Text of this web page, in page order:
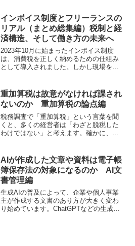
必ずしも好意的には受け止めませんでし
た。長期金利の上昇に見ら...
インボイス制度とフリーランスの
リアル（まとめ総集編）税制と経
済構造、そして働き方の未来へ
2023年10月に始まったインボイス制度
は、消費税を正しく納めるための仕組み
として導入されました。しかし現場を見
す。この連載では制度の基本から実際の
トラブル、価格転嫁の実...
重加算税は故意がなければ課され
ないのか 重加算税の論点編
税務調査で「重加算税」という言葉を聞
くと、多くの経営者は「わざと脱税した
わけではない」と考えます。確かに、重
れば課されないというものではありませ
ん。この点は誤解されるこ...
AIが作成した文章や資料は電子帳
簿保存法の対象になるのか AI文
書管理編
生成AIの普及によって、企業や個人事業
主が作成する文書のあり方が大きく変わ
り始めています。ChatGPTなどの生成AI